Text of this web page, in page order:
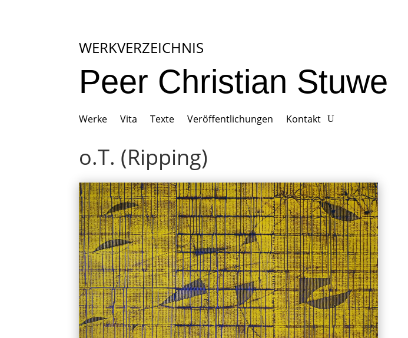
WERKVERZEICHNIS
Peer Christian Stuwe
Werke Vita Texte Veröffentlichungen Kontakt
o.T. (Ripping)